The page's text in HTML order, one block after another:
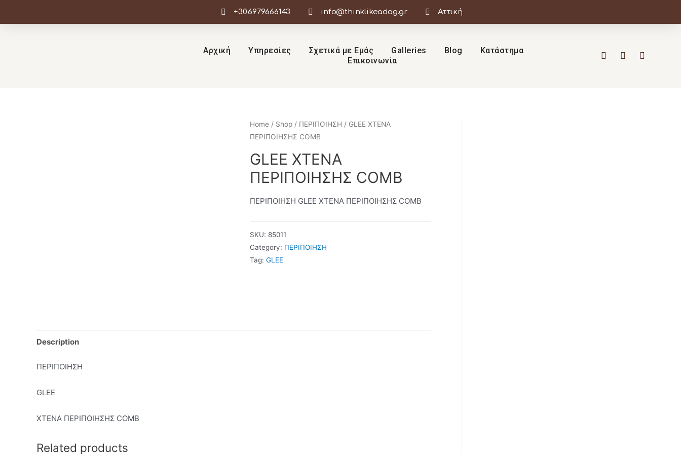
+30.6979666143 info@thinklikeadog.gr Αττική
Αρχική Υπηρεσίες Σχετικά με Εμάς Galleries Blog
Κατάστημα
Επικοινωνία
Home/ Shop/ ΠΕΡΙΠΟΙΗΣΗ / GLEE ΧΤΕΝΑ
ΠΕΡΙΠΟΙΗΣΗΣ COMB
GLEE ΧΤΕΝΑ
ΠΕΡΙΠΟΙΗΣΗΣ COMB
ΠΕΡΙΠΟΙΗΣΗ GLEE ΧΤΕΝΑ ΠΕΡΙΠΟΙΗΣΗΣ COMB
SKU: 85011
Category: ΠΕΡΙΠΟΙΗΣΗ
Tag: GLEE
Description
ΠΕΡΙΠΟΙΗΣΗ
GLEE
ΧΤΕΝΑ ΠΕΡΙΠΟΙΗΣΗΣ COMB
Related products